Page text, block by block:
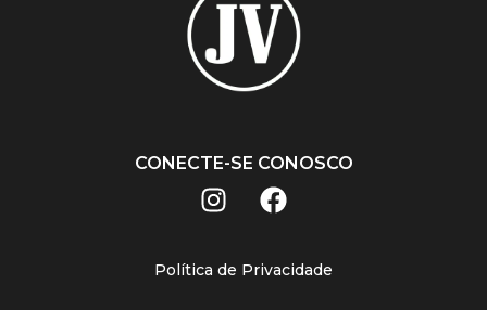
CONECTE-SE CONOSCO
Política de Privacidade